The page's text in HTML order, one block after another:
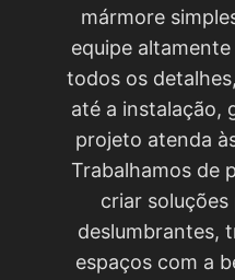
mármore
equipe
todos os
até a instalação,
projeto atenda
Trabalhamos de
criar soluções
deslumbrantes,
espaços com a